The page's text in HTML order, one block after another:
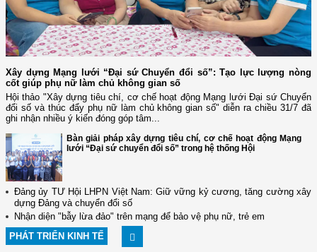
Xây dựng Mạng lưới “Đại sứ Chuyển đổi số”: Tạo lực lượng nòng
cốt giúp phụ nữ làm chủ không gian số
Hội thảo "Xây dựng tiêu chí, cơ chế hoạt động Mạng lưới Đại sứ Chuyển
đổi số và thúc đẩy phụ nữ làm chủ không gian số" diễn ra chiều 31/7 đã
ghi nhận nhiều ý kiến đóng góp tâm...
Bàn giải pháp xây dựng tiêu chí, cơ chế hoạt động Mạng
lưới “Đại sứ chuyển đổi số” trong hệ thống Hội
Đảng ủy TƯ Hội LHPN Việt Nam: Giữ vững kỷ cương, tăng cường xây
dựng Đảng và chuyển đổi số
Nhận diện "bẫy lừa đảo" trên mạng để bảo vệ phụ nữ, trẻ em
PHÁT TRIỂN KINH TẾ